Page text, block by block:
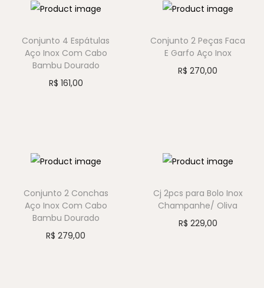
Conjunto 4 Espátulas
Aço Inox Com Cabo
Bambu Dourado
R$ 161,00
Conjunto 2 Peças Faca
E Garfo Aço Inox
R$ 270,00
Conjunto 2 Conchas
Aço Inox Com Cabo
Bambu Dourado
R$ 279,00
Cj 2pcs para Bolo Inox
Champanhe/ Oliva
R$ 229,00